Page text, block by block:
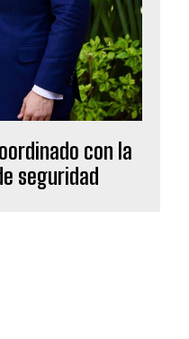
con la
seguridad